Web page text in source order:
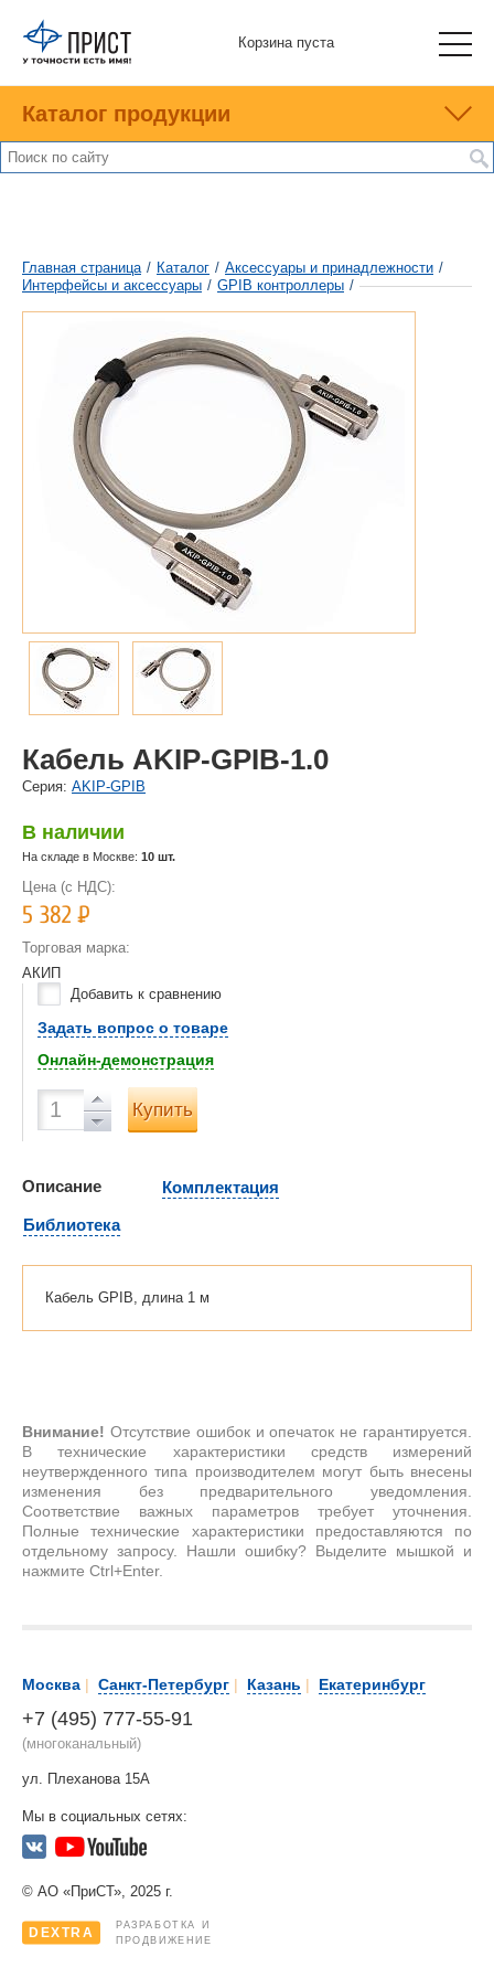
Корзина пуста
Каталог продукции
Главная страница / Каталог / Аксессуары и принадлежности /
Интерфейсы и аксессуары / GPIB контроллеры /
Кабель AKIP-GPIB-1.0
Cерия: AKIP-GPIB
В наличии
На складе в Москве: 10 шт.
Цена (с НДС):
5 382Р
Торговая марка:
АКИП
Добавить к сравнению
Задать вопрос о товаре
Онлайн-демонстрация
Купить
Описание
Комплектация
Библиотека
Кабель GPIB, длина 1 м
Внимание! Отсутствие ошибок и опечаток не гарантируется.
В технические характеристики средств измерений
неутвержденного типа производителем могут быть внесены
изменения без предварительного уведомления.
Соответствие важных параметров требует уточнения.
Полные технические характеристики предоставляются по
отдельному запросу. Нашли ошибку? Выделите мышкой и
нажмите Ctrl+Enter.
Москва | Санкт-Петербург | Казань | Екатеринбург
+7 (495) 777-55-91
(многоканальный)
ул. Плеханова 15А
Мы в социальных сетях:
© АО «ПриСТ», 2025 г.
DEXTRA
РАЗРАБОТКА И
ПРОДВИЖЕНИЕ